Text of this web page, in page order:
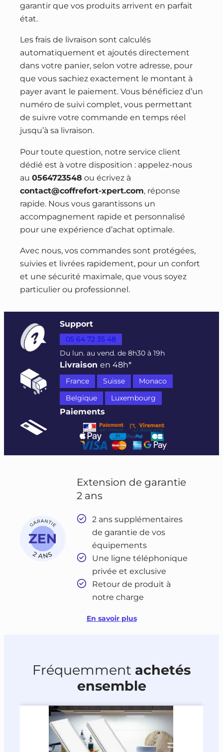
garantir que vos produits arrivent en parfait
état.
Les frais de livraison sont calculés
automatiquement et ajoutés directement
dans votre panier, selon votre adresse, pour
que vous sachiez exactement le montant à
payer avant le paiement. Vous bénéficiez d’un
numéro de suivi complet, vous permettant
de suivre votre commande en temps réel
jusqu’à sa livraison.
Pour toute question, notre service client
dédié est à votre disposition : appelez-nous
au 0564723548 ou écrivez à
contact@coffrefort-xpert.com, réponse
rapide. Nous vous garantissons un
accompagnement rapide et personnalisé
pour une expérience d’achat optimale.
Avec nous, vos commandes sont protégées,
suivies et livrées rapidement, pour un confort
et une sécurité maximale, que vous soyez
particulier ou professionnel.
Support
05 64 72 35 48
Du lun. au vend. de 8h30 à 19h
Livraisonen 48h*
France Suisse
Monaco
Belgique
Luxembourg
Paiements
Extension de garantie
2 ans
2 ans supplémentaires
de garantie de vos
équipements
Une ligne téléphonique
privée et exclusive
Retour de produit à
notre charge
En savoir plus
Fréquemment achetés
ensemble